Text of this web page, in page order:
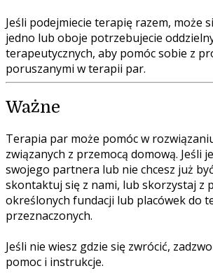
Jeśli podejmiecie terapię razem, może
jedno lub oboje potrzebujecie
terapeutycznych, aby pomóc sobie z
poruszanymi w terapii par.
Ważne
Terapia par może pomóc w
związanych z przemocą domową. Jeśli
swojego partnera lub nie chcesz już
skontaktuj się z nami, lub skorzystaj z
określonych fundacji lub placówek do
przeznaczonych.
Jeśli nie wiesz gdzie się zwrócić,
pomoc i instrukcje.